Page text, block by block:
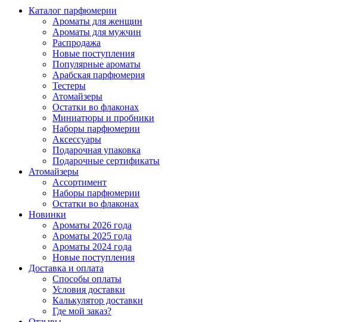
Каталог парфюмерии
Ароматы для женщин
Ароматы для мужчин
Распродажа
Новые поступления
Популярные ароматы
Арабская парфюмерия
Тестеры
Атомайзеры
Остатки во флаконах
Миниатюры и пробники
Наборы парфюмерии
Аксессуары
Подарочная упаковка
Подарочные сертификаты
Атомайзеры
Ассортимент
Наборы парфюмерии
Остатки во флаконах
Новинки
Ароматы 2026 года
Ароматы 2025 года
Ароматы 2024 года
Новые поступления
Доставка и оплата
Способы оплаты
Условия доставки
Калькулятор доставки
Где мой заказ?